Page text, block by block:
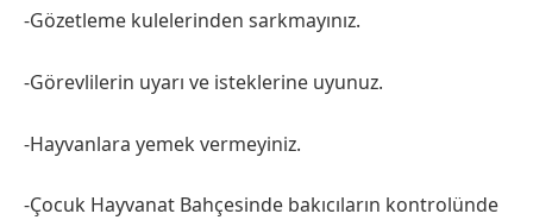
-Gözetleme kulelerinden sarkmayınız.
-Görevlilerin uyarı ve isteklerine uyunuz.
-Hayvanlara yemek vermeyiniz.
-Çocuk Hayvanat Bahçesinde bakıcıların kontrolünde